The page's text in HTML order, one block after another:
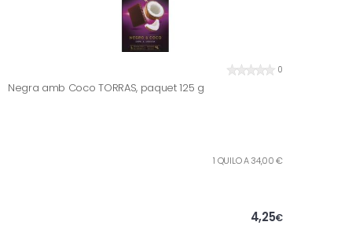
0
Negra amb Coco TORRAS, paquet 125 g
1 QUILO A 34,00 €
4,25€